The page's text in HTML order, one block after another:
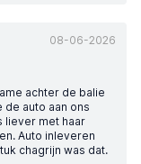
08-06-2026
achter de balie
auto aan ons
liever met haar
Auto inleveren
chagrijn was dat.